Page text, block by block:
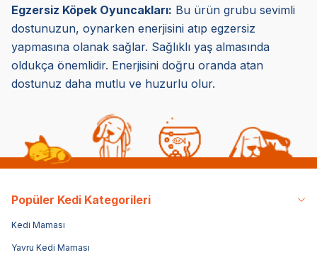
Egzersiz Köpek Oyuncakları: Bu ürün grubu sevimli
dostunuzun, oynarken enerjisini atıp egzersiz
yapmasına olanak sağlar. Sağlıklı yaş almasında
oldukça önemlidir. Enerjisini doğru oranda atan
dostunuz daha mutlu ve huzurlu olur.
Popüler Kedi Kategorileri
Kedi Maması
Yavru Kedi Maması